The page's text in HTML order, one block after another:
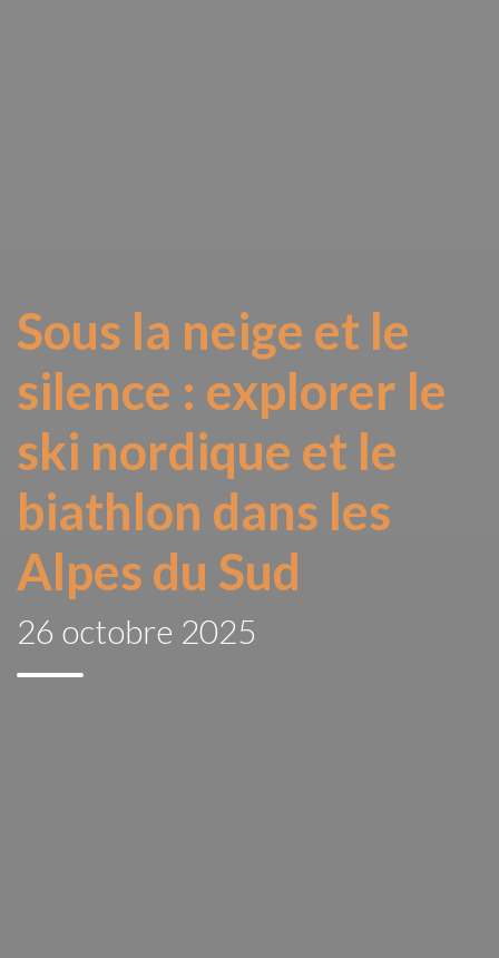
Sous la neige et le
silence : explorer le
ski nordique et le
biathlon dans les
Alpes du Sud
26 octobre 2025